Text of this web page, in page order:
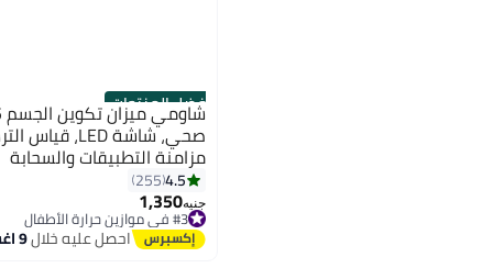
أفضل المنتجات
مزامنة التطبيقات والسحابة
4.5
255
جنيه1,350#3 في موازين حرارة الأطفال
توصيل مجاني
بتخلّص بسرعةاحصل عليه خلال9 اغسطس